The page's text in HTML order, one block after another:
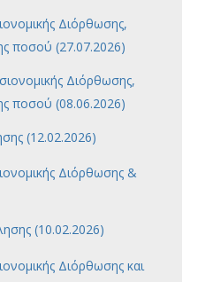
Διόρθωσης,
ποσού (27.07.2026)
Διόρθωσης,
ποσού (08.06.2026)
(12.02.2026)
Διόρθωσης &
(10.02.2026)
Διόρθωσης και